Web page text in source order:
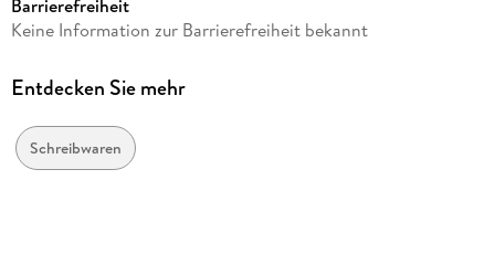
Quo Vadis
Produktart
233 g
Größe (L/B/H)
Barrierefreiheit
Keine Information zur Barrierefreiheit bekannt
Entdecken Sie mehr
Schreibwaren